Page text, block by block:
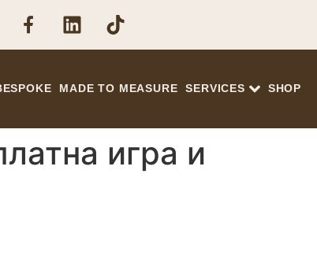
MADE TO MEASURE SERVICES SHOP
игра и